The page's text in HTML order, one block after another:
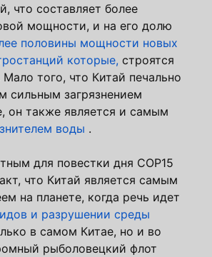
что составляет более
мощности, и на его долю
половины мощности новых
которые, строятся
того, что Китай печально
сильным загрязнением
он также является и самым
воды .
для повестки дня COP15
что Китай является самым
на планете, когда речь идет
и разрушении среды
в самом Китае, но и во
рыболовецкий флот